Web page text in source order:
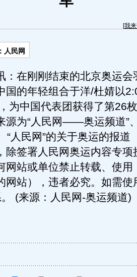
[我
人民网
在刚刚结束的北京奥运会
国的年轻组合于洋/杜婧以
为中国代表团获得了第26
源为“人民网――奥运频道”
人民网”的关于奥运的报道
除签署人民网奥运内容专项
网站或单位禁止转载、使用
站），违者必究。 如需使
(来源：人民网-奥运频道)